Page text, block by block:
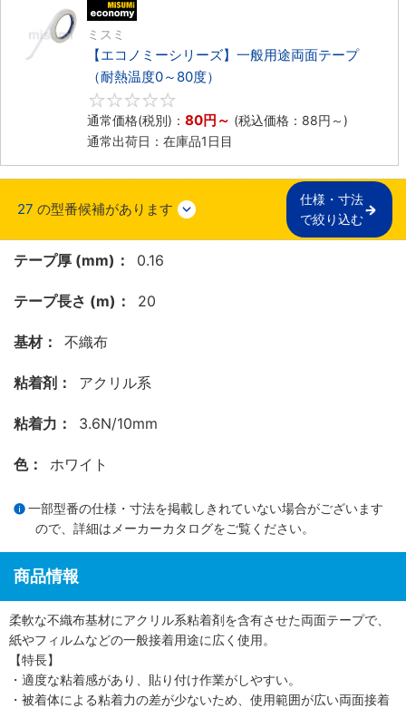
ミスミ
【エコノミーシリーズ】一般用途両面テープ
（耐熱温度0～80度）
通常価格(税別)： 80円 ～ (税込価格： 88円 ～)
通常出荷日：在庫品1日目
27 の型番候補があります
仕様・寸法
で絞り込む
テープ厚 (mm)： 0.16
テープ長さ (m)： 20
基材： 不織布
粘着剤： アクリル系
粘着力： 3.6N/10mm
色： ホワイト
一部型番の仕様・寸法を掲載しきれていない場合がございます
ので、詳細は メーカーカタログをご覧ください。
商品情報
柔軟な不織布基材にアクリル系粘着剤を含有させた両面テープで、
紙やフィルムなどの一般接着用途に広く使用。
【特長】
・適度な粘着感があり、貼り付け作業がしやすい。
・被着体による粘着力の差が少ないため、使用範囲が広い両面接着